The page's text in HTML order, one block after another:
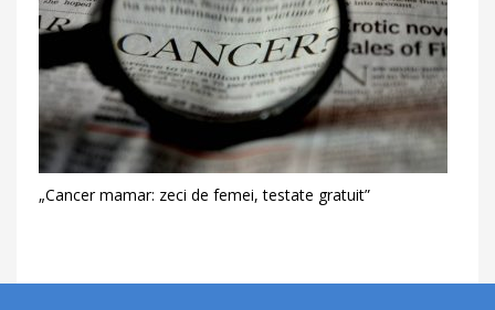
„Cancer mamar: zeci de femei, testate gratuit”